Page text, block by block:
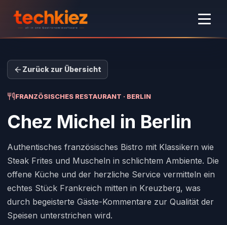
Zurück zur Übersicht
FRANZÖSISCHES RESTAURANT · BERLIN
Chez Michel in Berlin
Authentisches französisches Bistro mit Klassikern wie
Steak Frites und Muscheln in schlichtem Ambiente. Die
offene Küche und der herzliche Service vermitteln ein
echtes Stück Frankreich mitten in Kreuzberg, was
durch begeisterte Gäste-Kommentare zur Qualität der
Speisen unterstrichen wird.